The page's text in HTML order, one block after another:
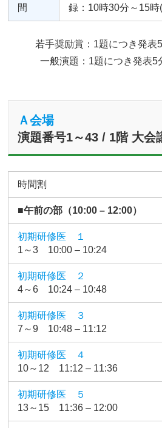
間
録：10時30分～15時
若手奨励賞：1題につき発表
一般演題：1題につき発表5
Ａ会場
演題番号1～43 / 1階 大会
時間割
■午前の部（10:00 – 12:00）
初期研修医 １
1～3 10:00 – 10:24
初期研修医 ２
4～6 10:24 – 10:48
初期研修医 ３
7～9 10:48 – 11:12
初期研修医 ４
10～12 11:12 – 11:36
初期研修医 ５
13～15 11:36 – 12:00